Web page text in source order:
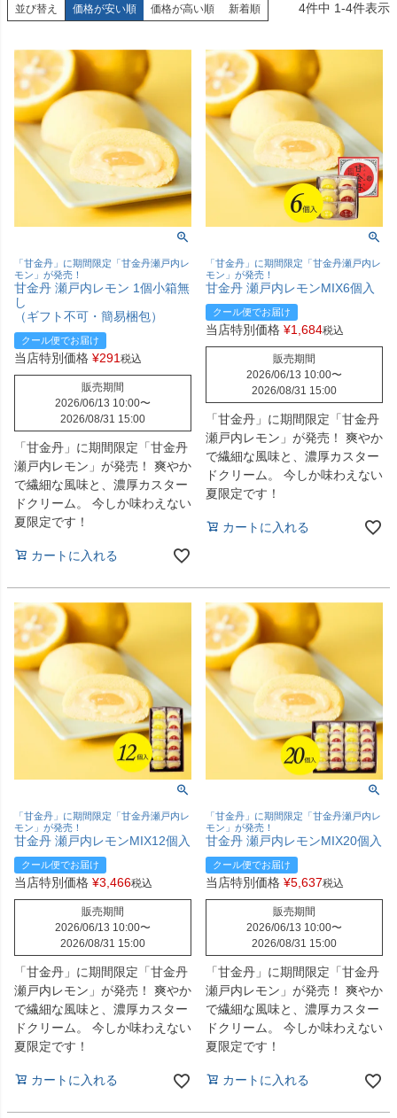
並び替え 価格が安い順 価格が高い順 新着順 4件中 1-4件表示
「甘金丹」に期間限定「甘金丹瀬戸内レ
モン」が発売！
甘金丹 瀬戸内レモン 1個小箱無
し
（ギフト不可・簡易梱包）
クール便でお届け
当店特別価格 ¥291 税込
販売期間
2026/06/13 10:00〜
2026/08/31 15:00
「甘金丹」に期間限定「甘金丹
瀬戸内レモン」が発売！ 爽やか
で繊細な風味と、濃厚カスター
ドクリーム。 今しか味わえない
夏限定です！
カートに入れる
「甘金丹」に期間限定「甘金丹瀬戸内レ
モン」が発売！
甘金丹 瀬戸内レモンMIX6個入
クール便でお届け
当店特別価格 ¥1,684税込
販売期間
2026/06/13 10:00〜
2026/08/31 15:00
「甘金丹」に期間限定「甘金丹
瀬戸内レモン」が発売！ 爽やか
で繊細な風味と、濃厚カスター
ドクリーム。 今しか味わえない
夏限定です！
カートに入れる
「甘金丹」に期間限定「甘金丹瀬戸内レ
モン」が発売！
甘金丹 瀬戸内レモンMIX12個入
クール便でお届け
当店特別価格 ¥3,466税込
販売期間
2026/06/13 10:00〜
2026/08/31 15:00
「甘金丹」に期間限定「甘金丹
瀬戸内レモン」が発売！ 爽やか
で繊細な風味と、濃厚カスター
ドクリーム。 今しか味わえない
夏限定です！
カートに入れる
「甘金丹」に期間限定「甘金丹瀬戸内レ
モン」が発売！
甘金丹 瀬戸内レモンMIX20個入
クール便でお届け
当店特別価格 ¥5,637税込
販売期間
2026/06/13 10:00〜
2026/08/31 15:00
「甘金丹」に期間限定「甘金丹
瀬戸内レモン」が発売！ 爽やか
で繊細な風味と、濃厚カスター
ドクリーム。 今しか味わえない
夏限定です！
カートに入れる